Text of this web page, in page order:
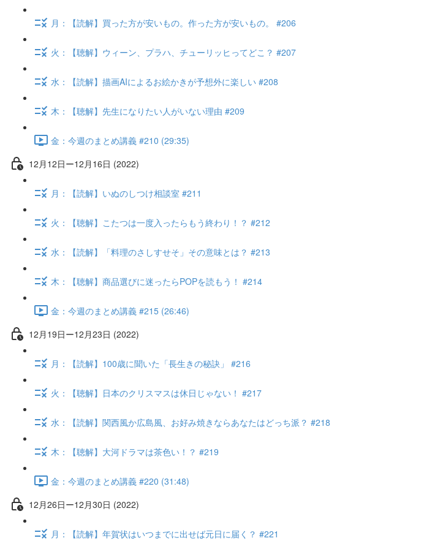
月：【読解】買った方が安いもの。作った方が安いもの。 #206
火：【聴解】ウィーン、プラハ、チューリッヒってどこ？ #207
水：【読解】描画AIによるお絵かきが予想外に楽しい #208
木：【聴解】先生になりたい人がいない理由 #209
金：今週のまとめ講義 #210 (29:35)
12月12日ー12月16日 (2022)
月：【読解】いぬのしつけ相談室 #211
火：【聴解】こたつは一度入ったらもう終わり！？ #212
水：【読解】「料理のさしすせそ」その意味とは？ #213
木：【聴解】商品選びに迷ったらPOPを読もう！ #214
金：今週のまとめ講義 #215 (26:46)
12月19日ー12月23日 (2022)
月：【読解】100歳に聞いた「長生きの秘訣」 #216
火：【聴解】日本のクリスマスは休日じゃない！ #217
水：【読解】関西風か広島風、お好み焼きならあなたはどっち派？ #218
木：【聴解】大河ドラマは茶色い！？ #219
金：今週のまとめ講義 #220 (31:48)
12月26日ー12月30日 (2022)
月：【読解】年賀状はいつまでに出せば元日に届く？ #221